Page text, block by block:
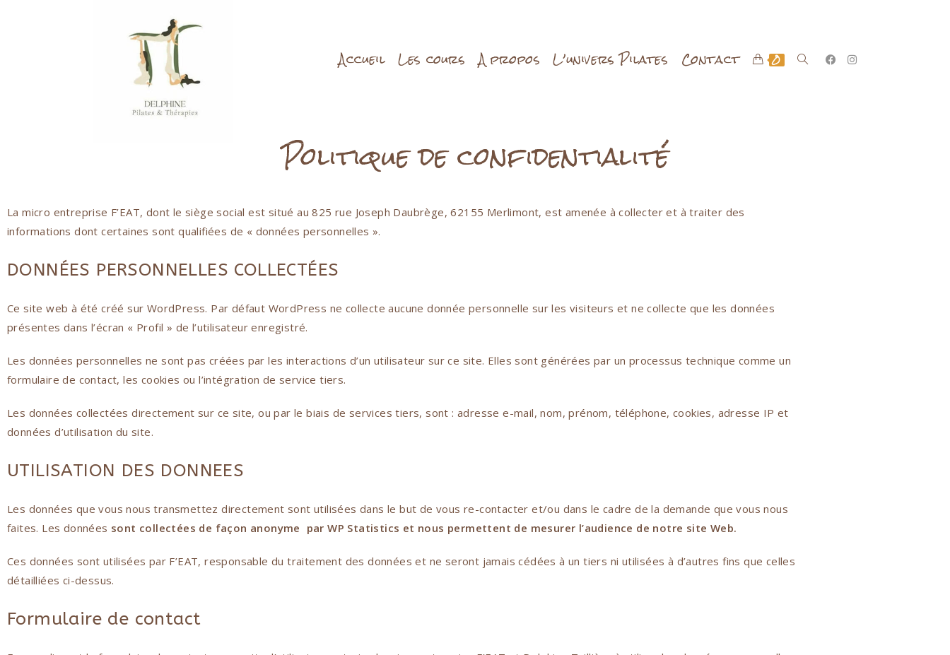
Accueil Les cours A propos L’univers Pilates Contact 0
Politique de confidentialité
La micro entreprise F’EAT, dont le siège social est situé au 825 rue Joseph Daubrège, 62155 Merlimont, est amenée à collecter et à traiter des
informations dont certaines sont qualifiées de « données personnelles ».
DONNÉES PERSONNELLES COLLECTÉES
Ce site web à été créé sur WordPress. Par défaut WordPress ne collecte aucune donnée personnelle sur les visiteurs et ne collecte que les données
présentes dans l’écran « Profil » de l’utilisateur enregistré.
Les données personnelles ne sont pas créées par les interactions d’un utilisateur sur ce site. Elles sont générées par un processus technique comme un
formulaire de contact, les cookies ou l’intégration de service tiers.
Les données collectées directement sur ce site, ou par le biais de services tiers, sont : adresse e-mail, nom, prénom, téléphone, cookies, adresse IP et
données d’utilisation du site.
UTILISATION DES DONNEES
Les données que vous nous transmettez directement sont utilisées dans le but de vous re-contacter et/ou dans le cadre de la demande que vous nous
faites. Les données sont collectées de façon anonyme par WP Statistics et nous permettent de mesurer l’audience de notre site Web.
Ces données sont utilisées par F’EAT, responsable du traitement des données et ne seront jamais cédées à un tiers ni utilisées à d’autres fins que celles
détailliées ci-dessus.
Formulaire de contact